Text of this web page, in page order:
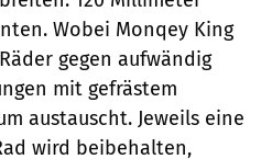
Wobei Monqey King
gegen aufwändig
mit gefrästem
austauscht. Jeweils eine
wird beibehalten,